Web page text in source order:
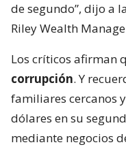
de segundo”, dijo a
Riley Wealth
Los críticos afirman
corrupción. Y
familiares cercanos
dólares en su
mediante negocios